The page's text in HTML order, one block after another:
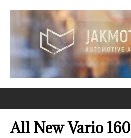
All New Vario 160